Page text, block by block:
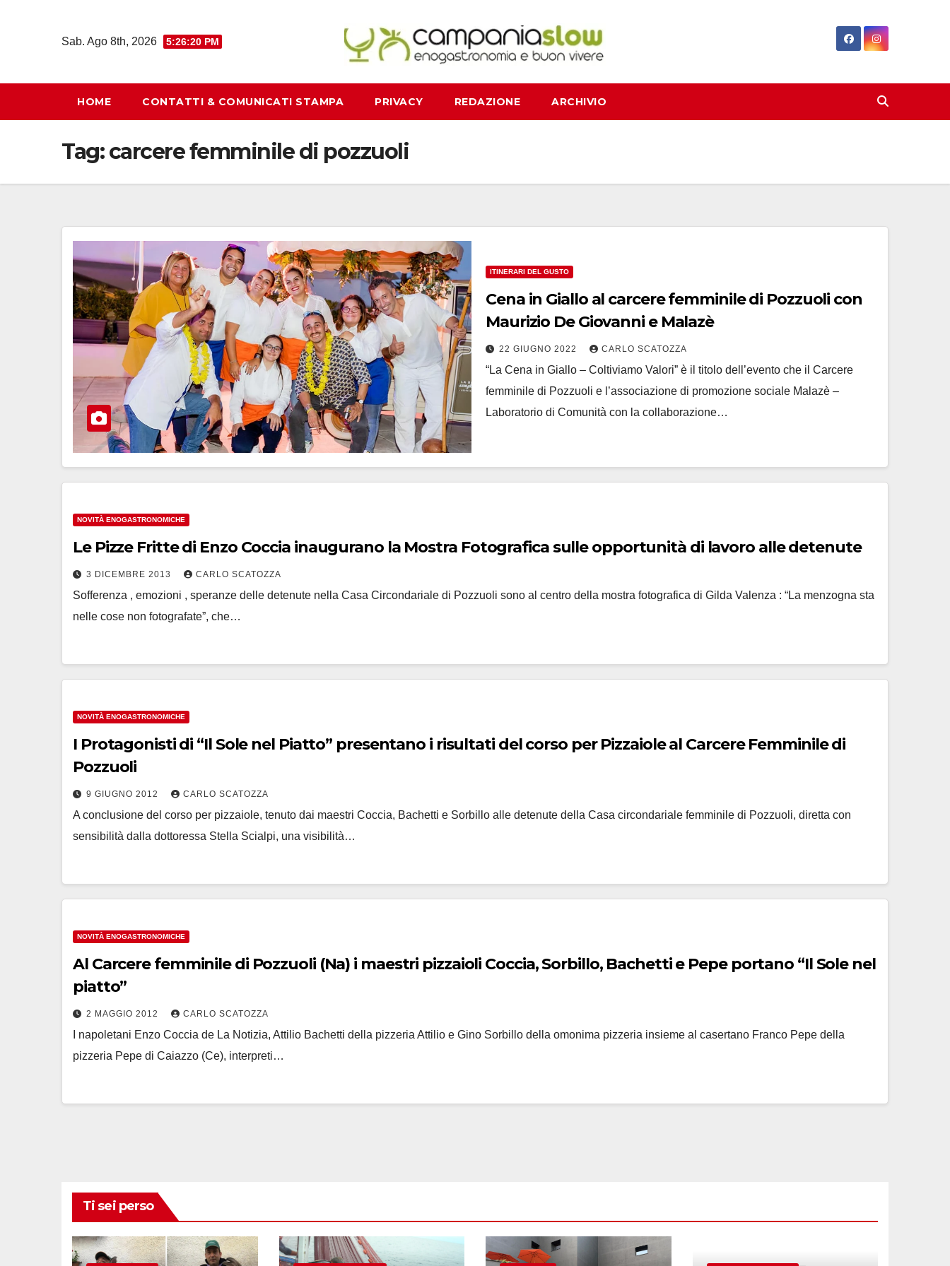
Sab. Ago 8th, 2026 5:26:20 PM
HOME CONTATTI & COMUNICATI STAMPA PRIVACY REDAZIONE ARCHIVIO
Tag:carcere femminile di pozzuoli
ITINERARI DEL GUSTO
Cena in Giallo al carcere femminile di Pozzuoli con
Maurizio De Giovanni e Malazè
22 GIUGNO 2022 CARLO SCATOZZA
“La Cena in Giallo – Coltiviamo Valori” è il titolo dell’evento che il Carcere
femminile di Pozzuoli e l’associazione di promozione sociale Malazè –
Laboratorio di Comunità con la collaborazione…
NOVITÀ ENOGASTRONOMICHE
Le Pizze Fritte di Enzo Coccia inaugurano la Mostra Fotografica sulle opportunità di lavoro alle detenute
3 DICEMBRE 2013 CARLO SCATOZZA
Sofferenza , emozioni , speranze delle detenute nella Casa Circondariale di Pozzuoli sono al centro della mostra fotografica di Gilda Valenza : “La menzogna sta
nelle cose non fotografate”, che…
NOVITÀ ENOGASTRONOMICHE
I Protagonisti di “Il Sole nel Piatto” presentano i risultati del corso per Pizzaiole al Carcere Femminile di
Pozzuoli
9 GIUGNO 2012 CARLO SCATOZZA
A conclusione del corso per pizzaiole, tenuto dai maestri Coccia, Bachetti e Sorbillo alle detenute della Casa circondariale femminile di Pozzuoli, diretta con
sensibilità dalla dottoressa Stella Scialpi, una visibilità…
NOVITÀ ENOGASTRONOMICHE
Al Carcere femminile di Pozzuoli (Na) i maestri pizzaioli Coccia, Sorbillo, Bachetti e Pepe portano “Il Sole nel
piatto”
2 MAGGIO 2012 CARLO SCATOZZA
I napoletani Enzo Coccia de La Notizia, Attilio Bachetti della pizzeria Attilio e Gino Sorbillo della omonima pizzeria insieme al casertano Franco Pepe della
pizzeria Pepe di Caiazzo (Ce), interpreti…
Ti sei perso